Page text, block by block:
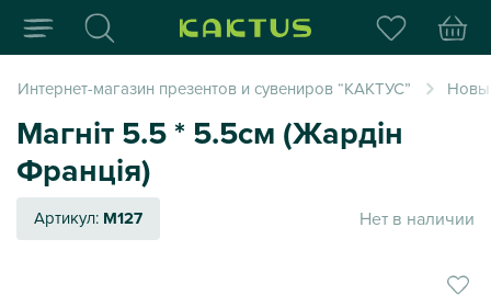
Интернет-магазин
Интернет-магазин презентов и сувениров “КАКТУС”
Магніт 5.5 * 5.5см (Жардін
Франція)
Артикул: M127 Нет в наличии